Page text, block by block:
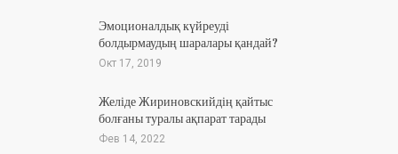
Эмоционалдық күйреуді
болдырмаудың шаралары қандай?
Окт 17, 2019
Желіде Жириновскийдің қайтыс
болғаны туралы ақпарат тарады
Фев 14, 2022